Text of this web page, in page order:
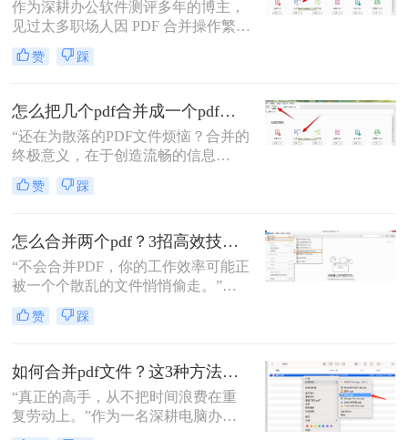
作为深耕办公软件测评多年的博主，
见过太多职场人因 PDF 合并操作繁
琐、格式错乱、隐私泄露踩坑。其实
选对方法，1 分钟就能搞定多文件合
赞 踩
怎么把几个pdf合并成一个pdf文件？合并文件的四大高效秘籍，总有一款适合你！
“还在为散落的PDF文件烦恼？合并的
终极意义，在于创造流畅的信息
流。”身为一名深耕电脑办公软件测
评多年的博主，我深知高效处理文档
点。面对数十份零散的PDF——可能
是项目报告的不同章节、分散的合同
附件，或是零散的参考资料
赞 踩
怎么合并两个pdf？3招高效技巧，让你告别杂乱文档！
“不会合并PDF，你的工作效率可能正
被一个个散乱的文件悄悄偷走。”作
为一名从事电脑办公软件测评多年的
博主，小编经常被粉丝问到：“怎么
背后却藏着效率的巨大分水岭。职场
办公人群和自媒体创作者们，常常陷
入信息碎片化、操作繁琐和安全隐忧
的困境。
赞 踩
如何合并pdf文件？这3种方法让你效率翻倍！
“真正的高手，从不把时间浪费在重
复劳动上。”作为一名深耕电脑办公
软件测评多年的博主，我深知PDF文